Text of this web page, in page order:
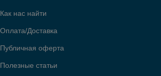
Как нас найти
Оплата/Доставка
Публичная оферта
Полезные статьи